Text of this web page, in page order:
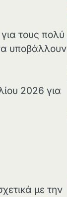
τους πολύ
υποβάλλουν
2026 για
με την